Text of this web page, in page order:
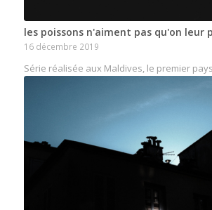
les poissons n'aiment pas qu'on leur
16 décembre 2019
Série réalisée aux Maldives, le premier